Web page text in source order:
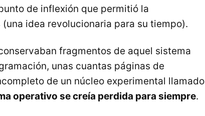
de inflexión que permitió la
idea revolucionaria para su tiempo).
fragmentos de aquel sistema
unas cuantas páginas de
de un núcleo experimental llamado
operativo se creía perdida para siempre.